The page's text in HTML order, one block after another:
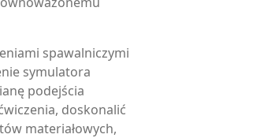
spawalniczymi
symulatora
podejścia
doskonalić
materiałowych,